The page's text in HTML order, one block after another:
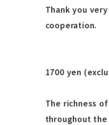
Thank you
cooperation.
1700 yen
The richness
throughout